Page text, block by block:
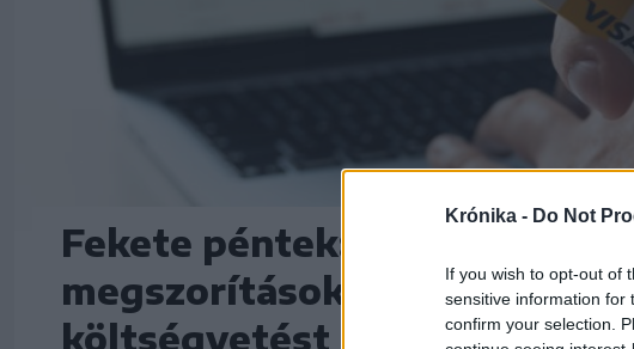
Krónika - Do Not
If you wish to opt-out of
sensitive information for
confirm your selection.
Fekete péntek: tudatosabbak
megszorítások idején, sokan
költségvetést